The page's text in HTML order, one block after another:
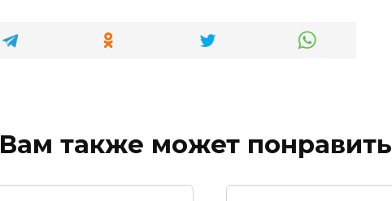
Вам также может